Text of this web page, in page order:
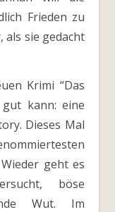
Frieden zu
als sie gedacht
Krimi “Das
kann: eine
Dieses Mal
geht es
böse
Wut. Im